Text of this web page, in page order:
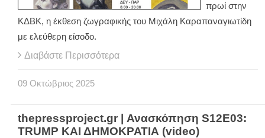
πρωί στην
ΚΔΒΚ, η έκθεση ζωγραφικής του Μιχάλη Καραπαναγιωτίδη
με ελεύθερη είσοδο.
Διαβάστε Περισσότερα
09 Οκτώβριος 2025
thepressproject.gr | Ανασκόπηση S12E03:
TRUMP ΚΑΙ ΔΗΜΟΚΡΑΤΙΑ (video)